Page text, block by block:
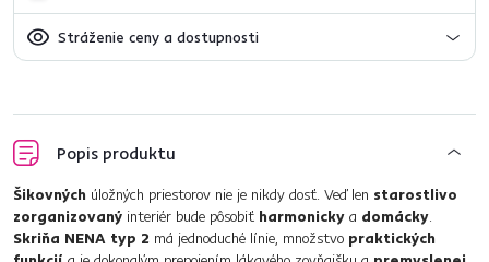
Stráženie ceny a dostupnosti
Popis produktu
Šikovných úložných priestorov nie je nikdy dosť. Veď len starostlivo
zorganizovaný interiér bude pôsobiť harmonicky a domácky.
Skriňa NENA typ 2 má jednoduché línie, množstvo praktických